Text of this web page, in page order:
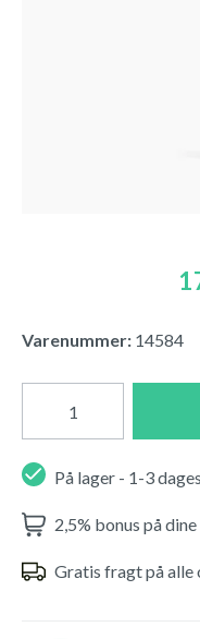
Varenummer: 14584
På lager - 1-3
2,5% bonus på
Gratis fragt på alle